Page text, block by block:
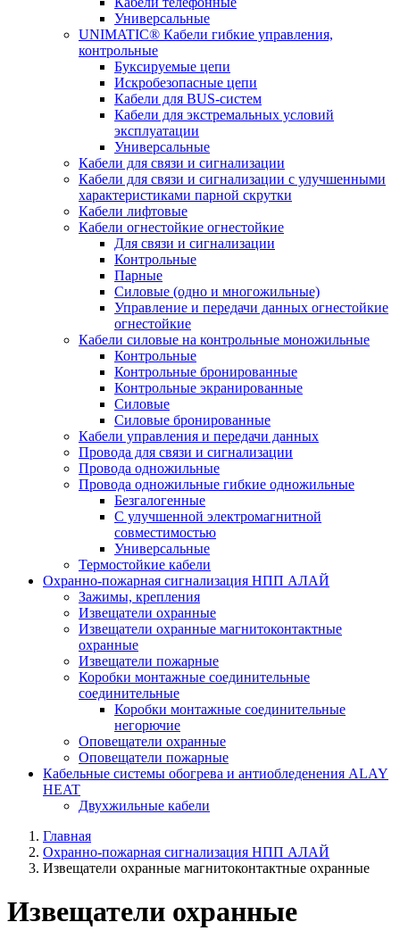
Универсальные
UNIMATIC® Кабели гибкие управления,
контрольные
Буксируемые цепи
Искробезопасные цепи
Кабели для BUS-систем
Кабели для экстремальных условий
эксплуатации
Универсальные
Кабели для связи и сигнализации
Кабели для связи и сигнализации с улучшенными
характеристиками парной скрутки
Кабели лифтовые
Кабели огнестойкие огнестойкие
Для связи и сигнализации
Контрольные
Парные
Силовые (одно и многожильные)
Управление и передачи данных огнестойкие
огнестойкие
Кабели силовые на контрольные моножильные
Контрольные
Контрольные бронированные
Контрольные экранированные
Силовые
Силовые бронированные
Кабели управления и передачи данных
Провода для связи и сигнализации
Провода одножильные
Провода одножильные гибкие одножильные
Безгалогенные
С улучшенной электромагнитной
совместимостью
Универсальные
Термостойкие кабели
Охранно-пожарная сигнализация НПП АЛАЙ
Зажимы, крепления
Извещатели охранные
Извещатели охранные магнитоконтактные
охранные
Извещатели пожарные
Коробки монтажные соединительные
соединительные
Коробки монтажные соединительные
негорючие
Оповещатели охранные
Оповещатели пожарные
Кабельные системы обогрева и антиобледенения ALAY
HEAT
Двухжильные кабели
Главная
Охранно-пожарная сигнализация НПП АЛАЙ
Извещатели охранные магнитоконтактные охранные
Извещатели охранные